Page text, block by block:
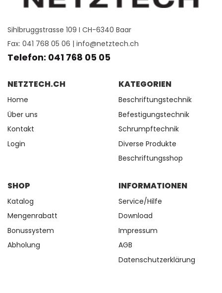
Sihlbruggstrasse 109 I CH-6340 Baar
Fax: 041 768 05 06 | info@netztech.ch
Telefon: 041 768 05 05
NETZTECH.CH
Home
Über uns
Kontakt
Login
KATEGORIEN
Beschriftungstechnik
Befestigungstechnik
Schrumpftechnik
Diverse Produkte
Beschriftungsshop
SHOP
Katalog
Mengenrabatt
Bonussystem
Abholung
INFORMATIONEN
Service/Hilfe
Download
Impressum
AGB
Datenschutzerklärung